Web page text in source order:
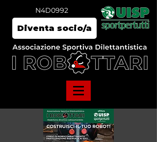
N4D0992
Diventa socio/a